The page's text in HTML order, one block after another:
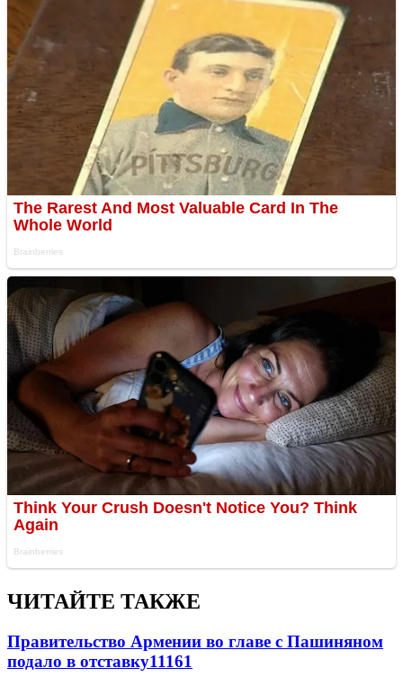
ЧИТАЙТЕ ТАКЖЕ
Правительство Армении во главе с Пашиняном
подало в отставку11161